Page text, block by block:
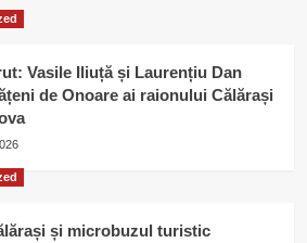
Vasile Iliuță și Laurențiu Dan
de Onoare ai raionului Călărași
și microbuzul turistic